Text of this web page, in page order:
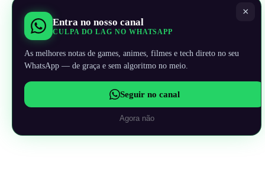
×
Entra no nosso canal
CULPA DO LAG NO WHATSAPP
As melhores notas de games, animes, filmes e tech direto no seu
WhatsApp — de graça e sem algoritmo no meio.
Seguir no canal
Agora não